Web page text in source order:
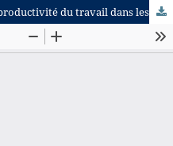
Simulation des trajectoires de productivité du travail dans les différentes régions de la Pologne ; une analyse appuyée sur un modèle de croissance gravitationnel